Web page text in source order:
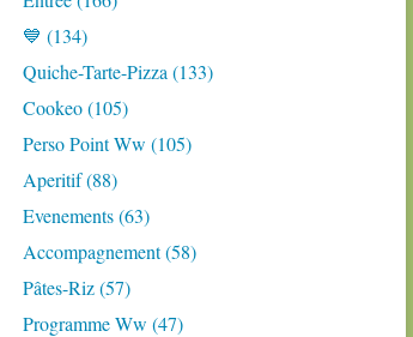
💙 (134)
Quiche-Tarte-Pizza (133)
Cookeo (105)
Perso Point Ww (105)
Aperitif (88)
Evenements (63)
Accompagnement (58)
Pâtes-Riz (57)
Programme Ww (47)